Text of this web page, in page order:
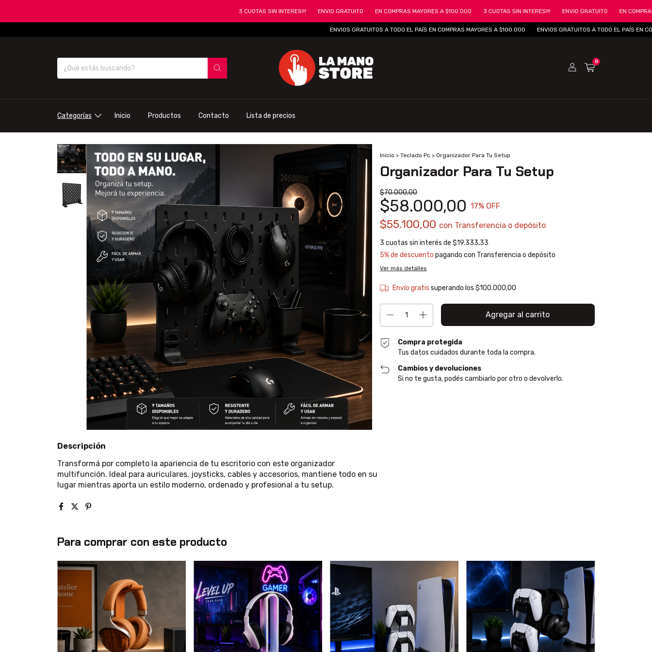
3 CUOTAS SIN INTERES!!! ENVIO GRATUITO EN COMPRAS MAYORES A $100.000 3 CUOTAS SIN INTERES!!! ENVIO GRATUITO EN COMPRAS
ENVIOS GRATUITOS A TODO EL PAÍS EN COMPRAS MAYORES A $100.000 ENVIOS GRATUITOS A TODO EL PAÍS EN
0
Categorías Inicio Productos Contacto Lista de precios
1 / Inicio > Teclado Pc > Organizador Para Tu Setup
Organizador Para Tu Setup
$70.000,00
$58.000,00 17% OFF
$55.100,00 con Transferencia o depósito
3 cuotas sin interés de $19.333,33
5% de descuento pagando con Transferencia o depósito
Ver más detalles
Envío gratis superando los$100.000,00
Compra protegida
Tus datos cuidados durante toda la compra.
Cambios y devoluciones
Si no te gusta, podés cambiarlo por otro o devolverlo.
Descripción
Transformá por completo la apariencia de tu escritorio con este organizador
multifunción. Ideal para auriculares, joysticks, cables y accesorios, mantiene todo en su
lugar mientras aporta un estilo moderno, ordenado y profesional a tu setup.
Para comprar con este producto